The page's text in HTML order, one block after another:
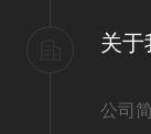
关于
公司